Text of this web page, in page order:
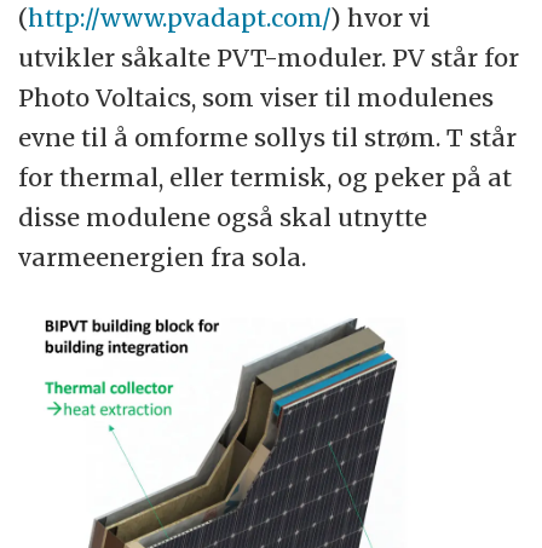
(http://www.pvadapt.com/) hvor vi
utvikler såkalte PVT-moduler. PV står for
Photo Voltaics, som viser til modulenes
evne til å omforme sollys til strøm. T står
for thermal, eller termisk, og peker på at
disse modulene også skal utnytte
varmeenergien fra sola.